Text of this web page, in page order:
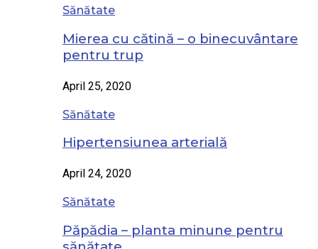
Sănătate
Mierea cu cătină – o binecuvântare
pentru trup
April 25, 2020
Sănătate
Hipertensiunea arterială
April 24, 2020
Sănătate
Păpădia – planta minune pentru